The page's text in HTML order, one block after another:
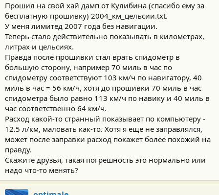
Прошил на свой хай дамп от Кулибина (спасибо ему за
бесплатную прошивку) 2004_км_цельсии.txt.
У меня лимитед 2007 года без навигации.
Теперь стало действительно показывать в километрах,
литрах и цельсиях.
Правда после прошивки стал врать спидометр в
большую сторону, например 70 миль в час по
спидометру соответствуют 103 км/ч по навигатору, 40
миль в час = 56 км/ч, хотя до прошивки 70 миль в час
спидометра было равно 113 км/ч по навику и 40 миль в
час соответственно 64 км/ч.
Расход какой-то странный показывает по компьютеру -
12.5 л/км, маловать как-то. Хотя я еще не заправлялся,
может после заправки расход покажет более похожий на
правду.
Скажите друзья, такая погрешность это нормально или
надо что-то менять?